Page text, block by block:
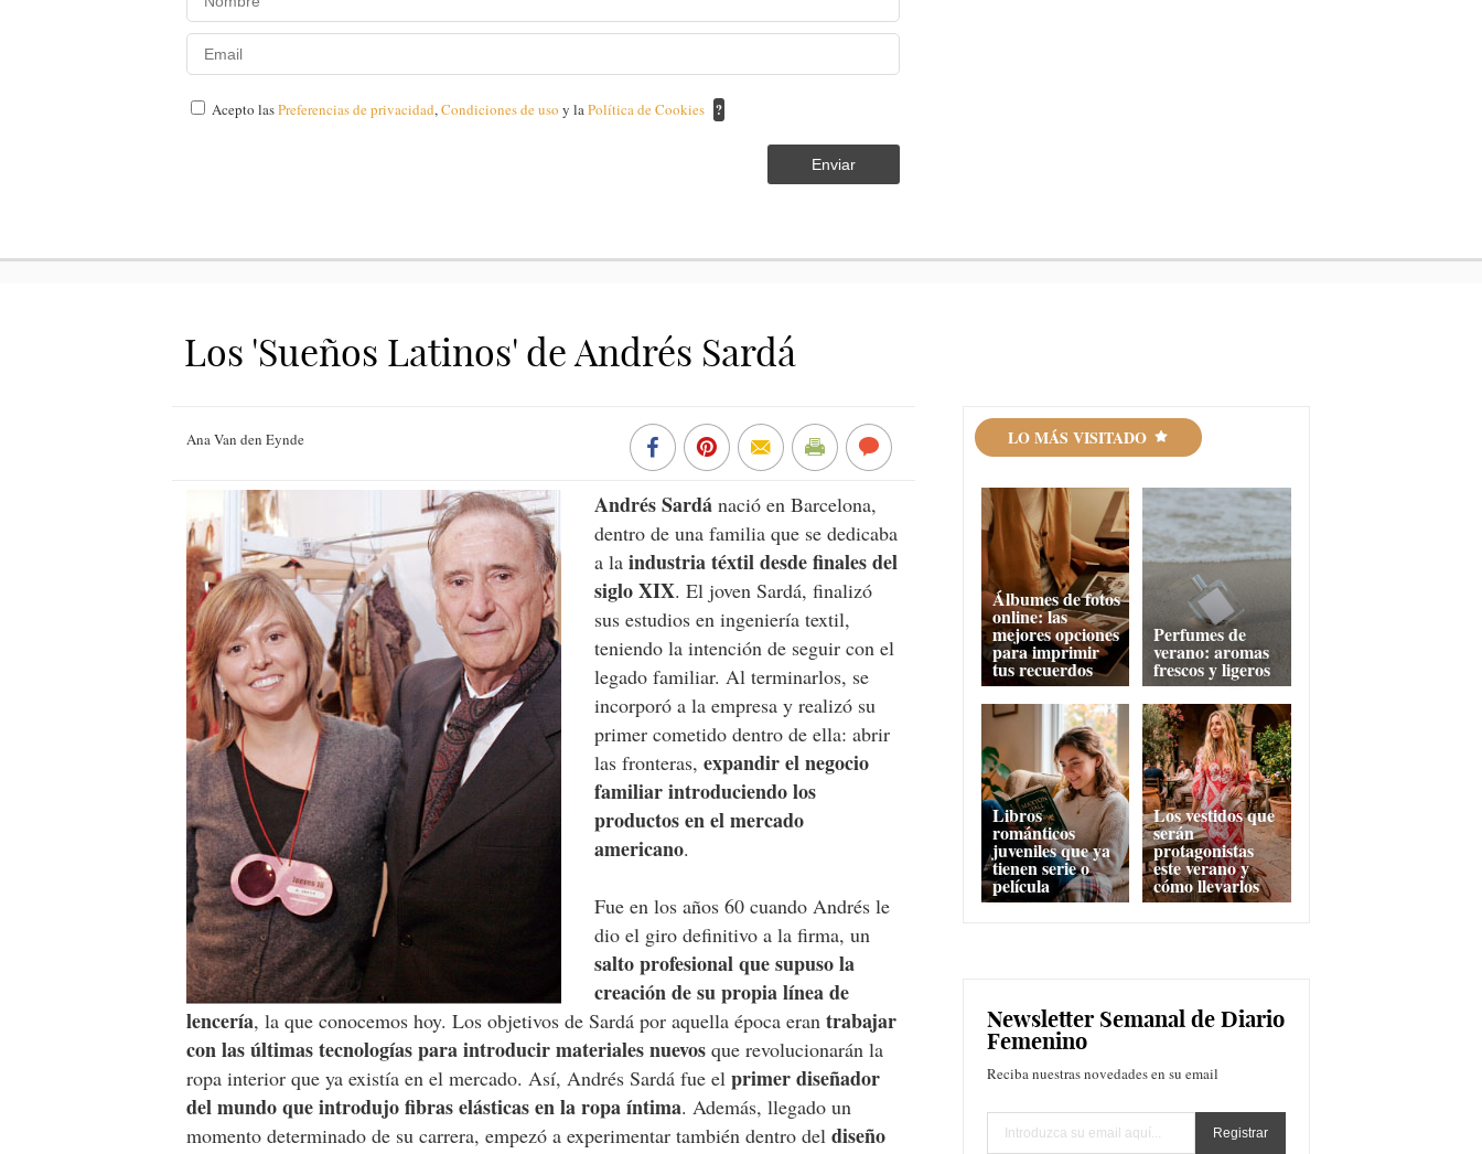
Acepto lasPreferencias de privacidad,Condiciones de usoy laPolítica de Cookies ?
Enviar
Los 'Sueños Latinos' de Andrés Sardá
Ana Van den Eynde
Andrés Sardá nació en Barcelona,
dentro de una familia que se dedicaba
a laindustria téxtil desde finales del
siglo XIX. El joven Sardá, finalizó
sus estudios en ingeniería textil,
teniendo la intención de seguir con el
legado familiar. Al terminarlos, se
incorporó a la empresa y realizó su
primer cometido dentro de ella: abrir
las fronteras,expandir el negocio
familiar introduciendo los
productos en el mercado
americano.
Fue en los años 60 cuando Andrés le
dio el giro definitivo a la firma, un
salto profesional que supuso la
creación de su propia línea de
lencería, la que conocemos hoy. Los objetivos de Sardá por aquella época erantrabajar
con las últimas tecnologías para introducir materiales nuevos que revolucionarán la
ropa interior que ya existía en el mercado. Así, Andrés Sardá fue elprimer diseñador
del mundo que introdujo fibras elásticas en la ropa íntima. Además, llegado un
momento determinado de su carrera, empezó a experimentar también dentro deldiseño
LO MÁS VISITADO
Álbumes de fotos
online: las
mejores opciones
para imprimir
tus recuerdos
Perfumes de
verano: aromas
frescos y ligeros
Libros
románticos
juveniles que ya
tienen serie o
película
Los vestidos que
serán
protagonistas
este verano y
cómo llevarlos
Newsletter Semanal de Diario
Femenino
Reciba nuestras novedades en su email